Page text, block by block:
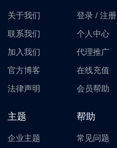
关于我们
联系我们
加入我们
官方博客
法律声明
登录 /注册
个人中心
代理推广
在线充值
会员帮助
主题
企业主题
帮助
常见问题